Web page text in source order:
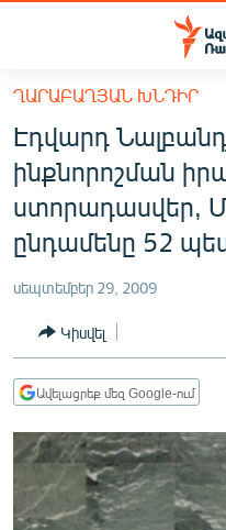
Մատչելիության
հիմնական
բովանդակությանը
Անցնել
հիմնական
մենյուին
Որոնում
ՀԱՅԱՍՏԱՆ
ՔԱՂԱՔԱԿԱՆ
ԸՆՏՐՈՒԹՅՈՒՆՆԵՐ 2026
ՏՆՏԵՍՈՒԹՅՈՒՆ
ՂԱՐԱԲԱՂ
ՊԱՏԵՐԱԶՄԻ 6
ՏԱՐԱԾԱՇՐՋԱՆ
ՄԻՋԱԶԳԱՅԻՆ
ՂԱՐԱԲԱՂՅԱՆ ԽՆԴԻՐ
Էդվարդ
ինքնորոշման
ստորադասվեր,
ընդամենը 52
սեպտեմբեր 29, 2009
Կիսվել
Ավելացրեք մեզ Google-ում